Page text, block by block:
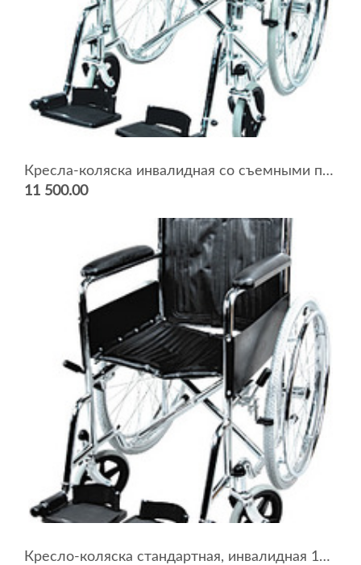
Кресла-коляска инвалидная со съемными поручнями и подножками 1618C0303
11 500.00
Кресло-коляска стандартная, инвалидная 1618C0102